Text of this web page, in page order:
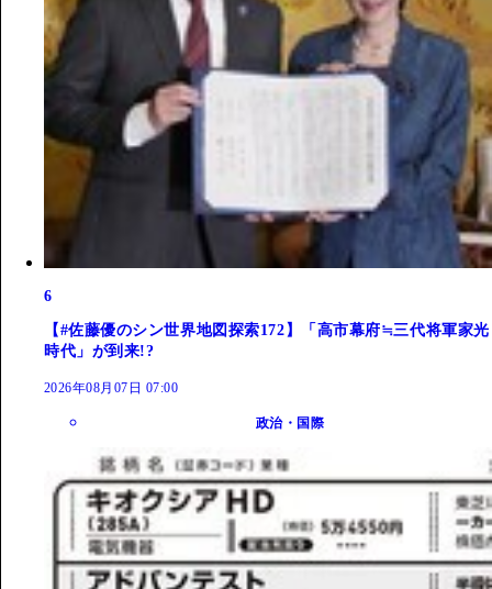
6
【#佐藤優のシン世界地図探索172】「高市幕府≒三代将軍家光
時代」が到来!?
2026年08月07日 07:00
政治・国際